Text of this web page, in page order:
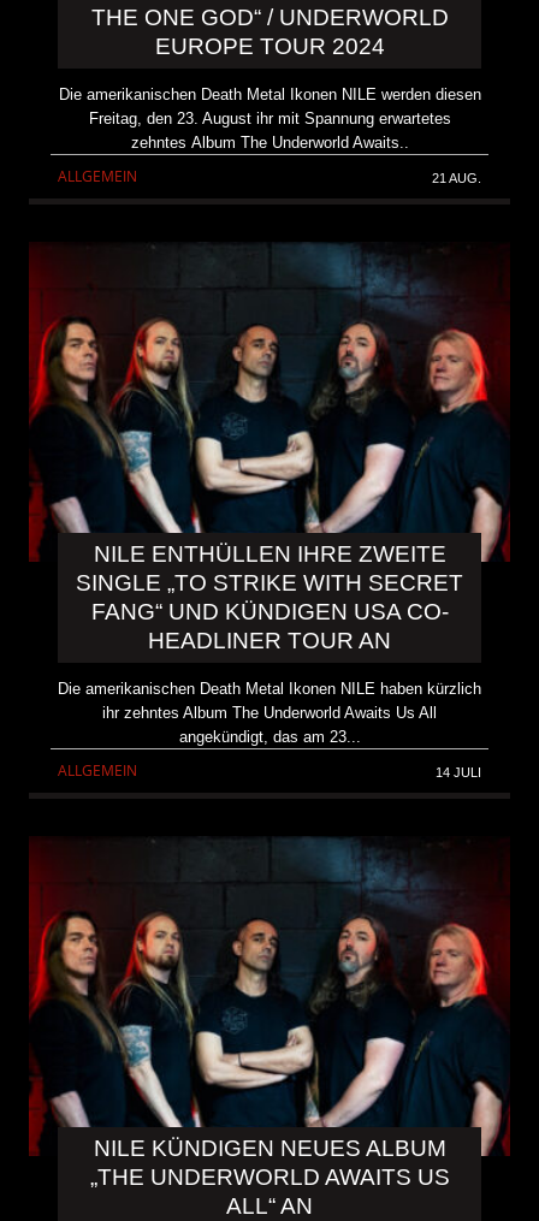
THE ONE GOD“ / UNDERWORLD
EUROPE TOUR 2024
Die amerikanischen Death Metal Ikonen NILE werden diesen
Freitag, den 23. August ihr mit Spannung erwartetes
zehntes Album The Underworld Awaits..
ALLGEMEIN 21 AUG.
NILE ENTHÜLLEN IHRE ZWEITE
SINGLE „TO STRIKE WITH SECRET
FANG“ UND KÜNDIGEN USA CO-
HEADLINER TOUR AN
Die amerikanischen Death Metal Ikonen NILE haben kürzlich
ihr zehntes Album The Underworld Awaits Us All
angekündigt, das am 23...
ALLGEMEIN 14 JULI
NILE KÜNDIGEN NEUES ALBUM
„THE UNDERWORLD AWAITS US
ALL“ AN